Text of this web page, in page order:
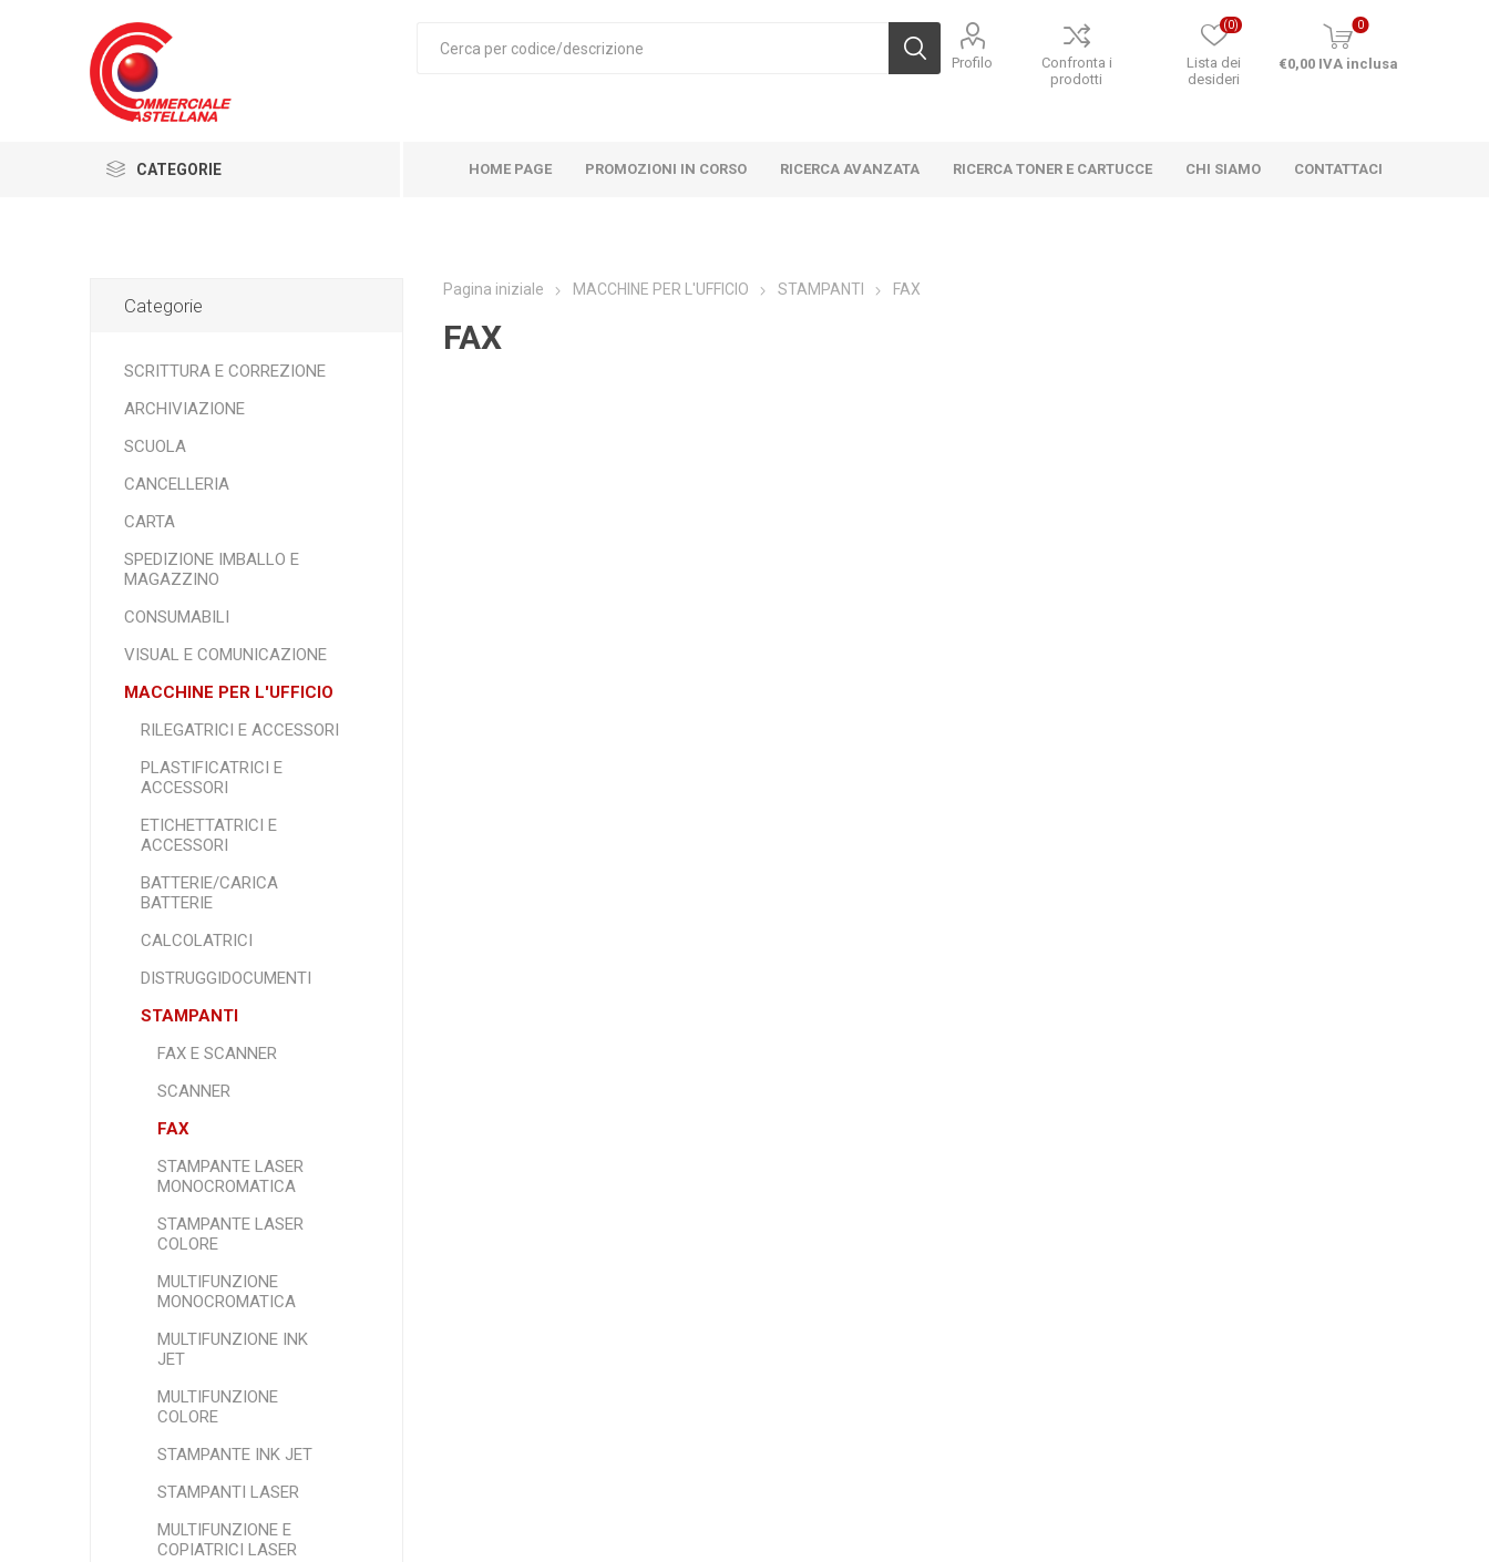
Profilo
Confronta i
prodotti
Lista dei
desideri
(0) 0
€0,00 IVA inclusa
CATEGORIE HOME PAGE PROMOZIONI IN CORSO RICERCA AVANZATA RICERCA TONER E CARTUCCE CHI SIAMO CONTATTACI
Pagina iniziale MACCHINE PER L'UFFICIO STAMPANTI FAX
FAX
Categorie
SCRITTURA E CORREZIONE
ARCHIVIAZIONE
SCUOLA
CANCELLERIA
CARTA
SPEDIZIONE IMBALLO E
MAGAZZINO
CONSUMABILI
VISUAL E COMUNICAZIONE
MACCHINE PER L'UFFICIO
RILEGATRICI E ACCESSORI
PLASTIFICATRICI E
ACCESSORI
ETICHETTATRICI E
ACCESSORI
BATTERIE/CARICA
BATTERIE
CALCOLATRICI
DISTRUGGIDOCUMENTI
STAMPANTI
FAX E SCANNER
SCANNER
FAX
STAMPANTE LASER
MONOCROMATICA
STAMPANTE LASER
COLORE
MULTIFUNZIONE
MONOCROMATICA
MULTIFUNZIONE INK
JET
MULTIFUNZIONE
COLORE
STAMPANTE INK JET
STAMPANTI LASER
MULTIFUNZIONE E
COPIATRICI LASER